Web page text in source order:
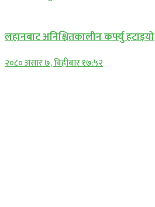
लहानबाट अनिश्चितकालीन कर्फ्यु हटाइयो
२०८० असार ७, बिहीबार १७:५२